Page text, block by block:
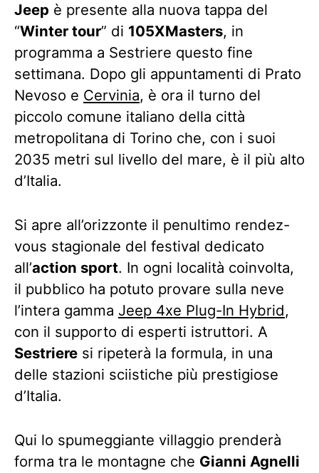
Jeep è presente alla nuova tappa del
“Winter tour” di 105XMasters, in
programma a Sestriere questo fine
settimana. Dopo gli appuntamenti di Prato
Nevoso e Cervinia, è ora il turno del
piccolo comune italiano della città
metropolitana di Torino che, con i suoi
2035 metri sul livello del mare, è il più alto
d’Italia.
Si apre all’orizzonte il penultimo rendez-
vous stagionale del festival dedicato
all’action sport. In ogni località coinvolta,
il pubblico ha potuto provare sulla neve
l’intera gamma Jeep 4xe Plug-In Hybrid,
con il supporto di esperti istruttori. A
Sestriere si ripeterà la formula, in una
delle stazioni sciistiche più prestigiose
d’Italia.
Qui lo spumeggiante villaggio prenderà
forma tra le montagne che Gianni Agnelli